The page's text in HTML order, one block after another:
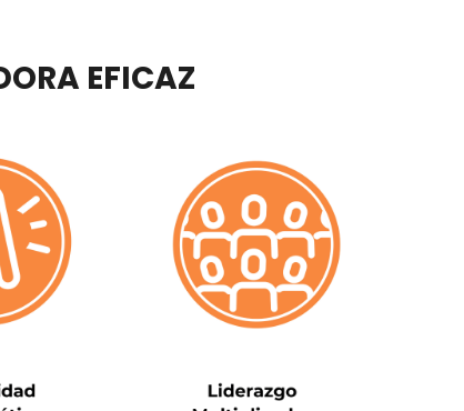
EFICAZ